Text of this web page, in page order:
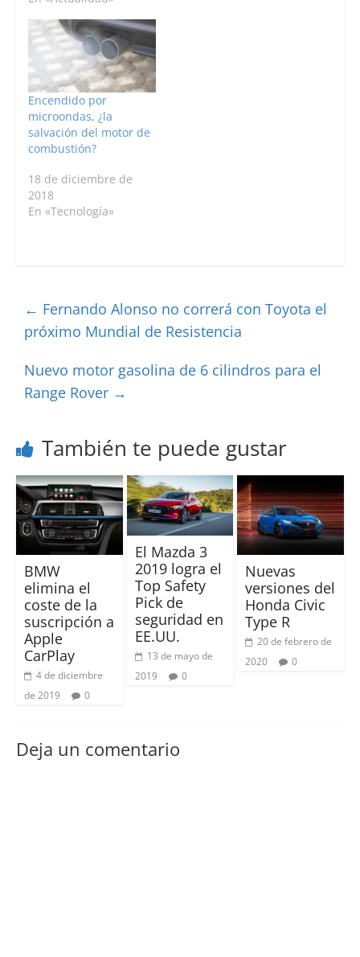
Encendido por
microondas, ¿la
salvación del motor de
combustión?
18 de diciembre de
2018
En «Tecnología»
← Fernando Alonso no correrá con Toyota el
próximo Mundial de Resistencia
Nuevo motor gasolina de 6 cilindros para el
Range Rover →
También te puede gustar
BMW
elimina el
coste de la
suscripción a
Apple
CarPlay
4 de diciembre
de 2019
0
El Mazda 3
2019 logra el
Top Safety
Pick de
seguridad en
EE.UU.
13 de mayo de
2019
0
Nuevas
versiones del
Honda Civic
Type R
20 de febrero de
2020
0
Deja un comentario